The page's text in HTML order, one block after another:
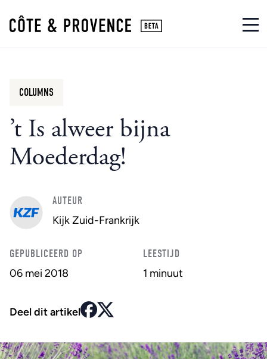
’t Is alweer bijna
Moederdag!
COLUMNS
AUTEUR
Kijk Zuid-Frankrijk
GEPUBLICEERD OP
06 mei 2018
LEESTIJD
1 minuut
Deel dit artikel